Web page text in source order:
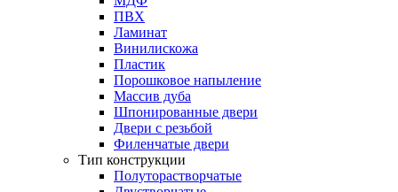
ПВХ
Ламинат
Винилискожа
Пластик
Порошковое напыление
Массив дуба
Шпонированные двери
Двери с резьбой
Филенчатые двери
Тип конструкции
Полуторастворчатые